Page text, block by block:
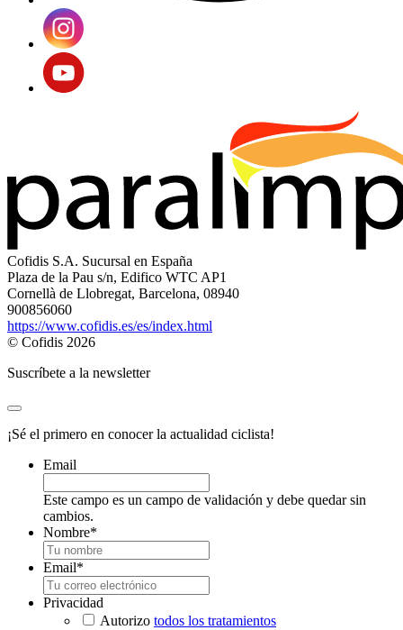
Cofidis S.A. Sucursal en España
Plaza de la Pau s/n, Edifico WTC AP1
Cornellà de Llobregat, Barcelona, 08940
900856060
https://www.cofidis.es/es/index.html
© Cofidis 2026
Suscríbete a la newsletter
¡Sé el primero en conocer la actualidad ciclista!
Email
Este campo es un campo de validación y debe quedar sin
cambios.
Nombre*
Email*
Privacidad
Autorizo todos los tratamientos